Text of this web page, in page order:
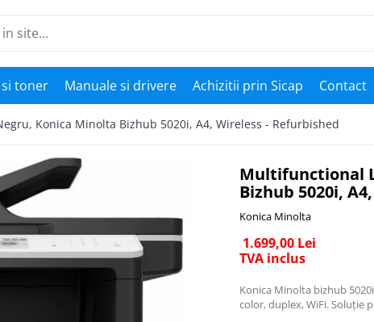
toner Manuale si drivere Achizitii prin Sicap Contact
Konica Minolta Bizhub 5020i, A4, Wireless - Refurbished
Multifunctional
Bizhub 5020i,
Konica Minolta
1.699,00 Lei
TVA inclus
Konica Minolta bizhub
color, duplex, WiFi. Soluție